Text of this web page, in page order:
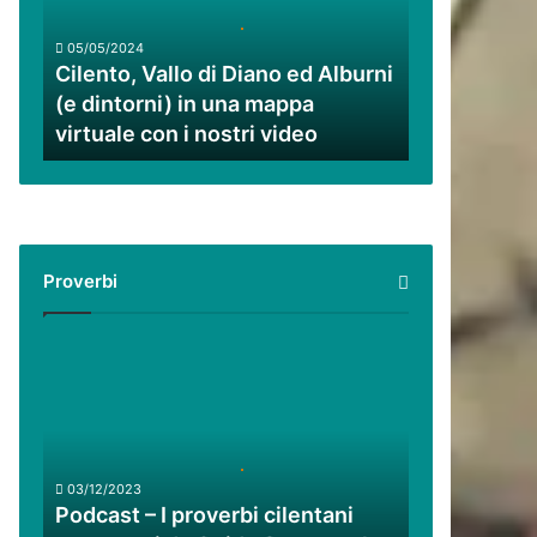
(e
dintorni)
una
mappa
virtuale
video
05/05/2024
Cilento, Vallo di Diano ed Alburni
(e dintorni) in una mappa
virtuale con i nostri video
Proverbi
da
Guido
03/12/2023
Podcast – I proverbi cilentani